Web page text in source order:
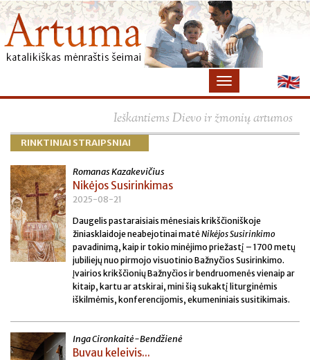
Ieškantiems Dievo ir žmonių artumos
RINKTINIAI STRAIPSNIAI
Romanas Kazakevičius
Nikėjos Susirinkimas
2025-08-21
Daugelis pastaraisiais mėnesiais krikščioniškoje
žiniasklaidoje neabejotinai matėNikėjos Susirinkimo
pavadinimą, kaip ir tokio minėjimo priežastį – 1700 metų
jubiliejų nuo pirmojo visuotinio Bažnyčios Susirinkimo.
Įvairios krikščionių Bažnyčios ir bendruomenės vienaip ar
kitaip, kartu ar atskirai, mini šią sukaktį liturginėmis
iškilmėmis, konferencijomis, ekumeniniais susitikimais.
Inga Cironkaitė-Bendžienė
Buvau keleivis...
×